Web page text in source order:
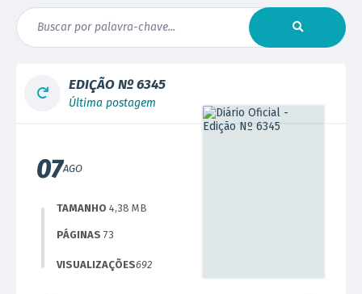
Última postagem
EDIÇÃO Nº6345
TAMANHO 4,38 MB
PÁGINAS 73
07AGO
692
VISUALIZAÇÕES